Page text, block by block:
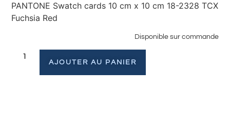
PANTONE Swatch cards 10 cm x 10 cm 18-2328 TCX
Fuchsia Red
Disponible sur commande
AJOUTER AU PANIER